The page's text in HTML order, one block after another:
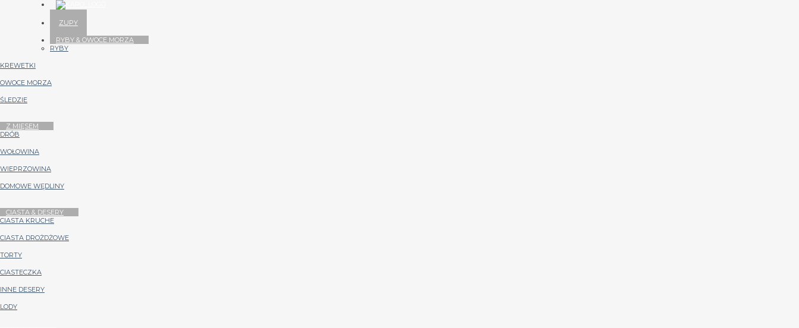
ZUPY
RYBY & OWOCE MORZA
RYBY
KREWETKI
OWOCE MORZA
ŚLEDZIE
Z MIĘSEM
DRÓB
WOŁOWINA
WIEPRZOWINA
DOMOWE WĘDLINY
CIASTA & DESERY
CIASTA KRUCHE
CIASTA DROŻDŻOWE
TORTY
CIASTECZKA
INNE DESERY
LODY